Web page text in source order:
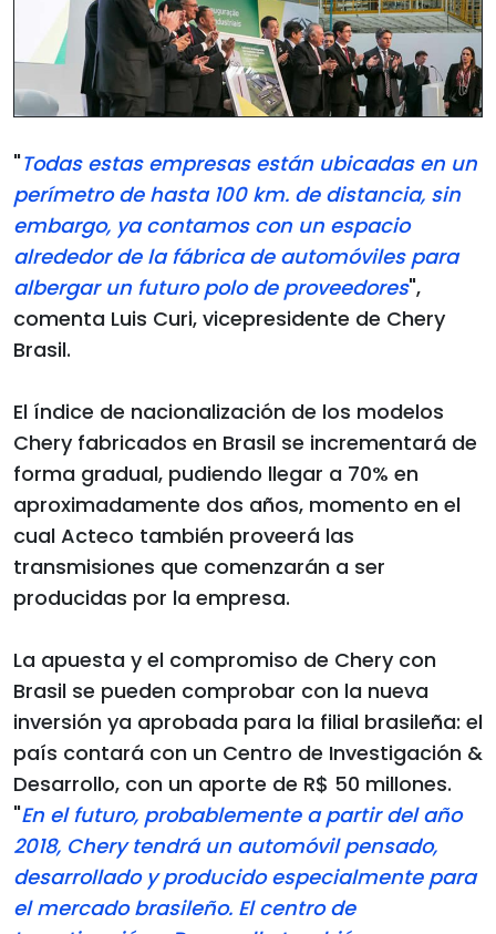
"Todas estas empresas están ubicadas en un
perímetro de hasta 100 km. de distancia, sin
embargo, ya contamos con un espacio
alrededor de la fábrica de automóviles para
albergar un futuro polo de proveedores",
comenta Luis Curi, vicepresidente de Chery
Brasil.
El índice de nacionalización de los modelos
Chery fabricados en Brasil se incrementará de
forma gradual, pudiendo llegar a 70% en
aproximadamente dos años, momento en el
cual Acteco también proveerá las
transmisiones que comenzarán a ser
producidas por la empresa.
La apuesta y el compromiso de Chery con
Brasil se pueden comprobar con la nueva
inversión ya aprobada para la filial brasileña: el
país contará con un Centro de Investigación &
Desarrollo, con un aporte de R$ 50 millones.
"En el futuro, probablemente a partir del año
2018, Chery tendrá un automóvil pensado,
desarrollado y producido especialmente para
el mercado brasileño. El centro de